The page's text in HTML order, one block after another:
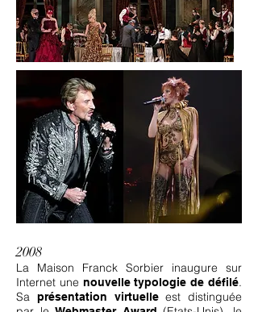
2008
La Maison Franck Sorbier inaugure sur
Internet une nouvelle typologie de défilé.
Sa présentation virtuelleest distinguée